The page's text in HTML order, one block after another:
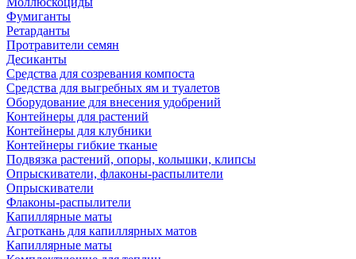
Фумиганты
Ретарданты
Протравители семян
Десиканты
Средства для созревания компоста
Средства для выгребных ям и туалетов
Оборудование для внесения удобрений
Контейнеры для растений
Контейнеры для клубники
Контейнеры гибкие тканые
Подвязка растений, опоры, колышки, клипсы
Опрыскиватели, флаконы-распылители
Опрыскиватели
Флаконы-распылители
Капиллярные маты
Агроткань для капиллярных матов
Капиллярные маты